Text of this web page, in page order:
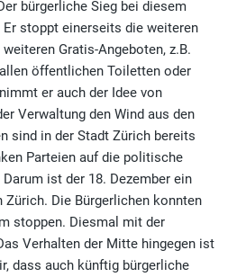
bürgerliche Sieg bei diesem
stoppt einerseits die weiteren
Gratis-Angeboten, z.B.
öffentlichen Toiletten oder
er auch der Idee von
Verwaltung den Wind aus den
sind in der Stadt Zürich bereits
Parteien auf die politische
ist der 18. Dezember ein
Zürich. Die Bürgerlichen konnten
stoppen. Diesmal mit der
Verhalten der Mitte hingegen ist
dass auch künftig bürgerliche